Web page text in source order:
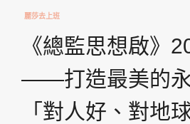
麗莎去上班
《總監思想啟》
——打造最美的
「對人好、對地